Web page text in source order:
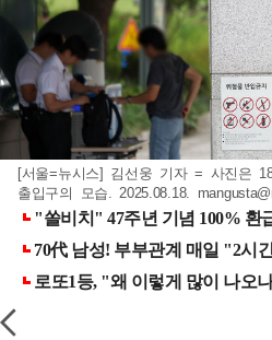
[서울=뉴시스] 김선웅 기자 = 사진은
출입구의 모습. 2025.08.18.